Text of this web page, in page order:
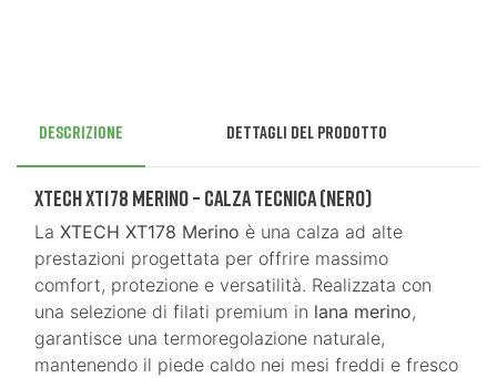
Descrizione Dettagli del prodotto
XTECH XT178 Merino – Calza Tecnica (Nero)
La XTECH XT178 Merino è una calza ad alte
prestazioni progettata per offrire massimo
comfort, protezione e versatilità. Realizzata con
una selezione di filati premium in lana merino,
garantisce una termoregolazione naturale,
mantenendo il piede caldo nei mesi freddi e fresco